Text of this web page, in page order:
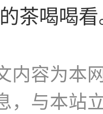
茶喝喝
内容为本
，与本站